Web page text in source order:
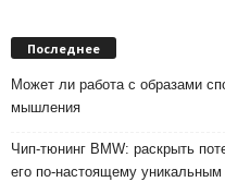
Последнее
Может ли работа с образами
мышления
Чип-тюнинг BMW: раскрыть
его по-настоящему уникальным